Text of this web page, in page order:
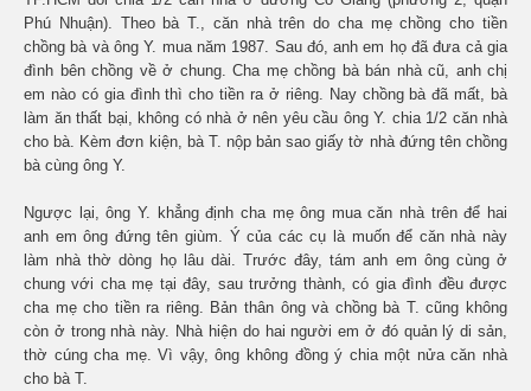
Phú Nhuận). Theo bà T., căn nhà trên do cha mẹ chồng cho tiền
chồng bà và ông Y. mua năm 1987. Sau đó, anh em họ đã đưa cả gia
đình bên chồng về ở chung. Cha mẹ chồng bà bán nhà cũ, anh chị
em nào có gia đình thì cho tiền ra ở riêng. Nay chồng bà đã mất, bà
làm ăn thất bại, không có nhà ở nên yêu cầu ông Y. chia 1/2 căn nhà
cho bà. Kèm đơn kiện, bà T. nộp bản sao giấy tờ nhà đứng tên chồng
bà cùng ông Y.
Ngược lại, ông Y. khẳng định cha mẹ ông mua căn nhà trên để hai
anh em ông đứng tên giùm. Ý của các cụ là muốn để căn nhà này
làm nhà thờ dòng họ lâu dài. Trước đây, tám anh em ông cùng ở
chung với cha mẹ tại đây, sau trưởng thành, có gia đình đều được
cha mẹ cho tiền ra riêng. Bản thân ông và chồng bà T. cũng không
còn ở trong nhà này. Nhà hiện do hai người em ở đó quản lý di sản,
thờ cúng cha mẹ. Vì vậy, ông không đồng ý chia một nửa căn nhà
cho bà T.